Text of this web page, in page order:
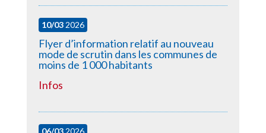
10/032026
Flyer d’information relatif au nouveau
mode de scrutin dans les communes de
moins de 1 000 habitants
Infos